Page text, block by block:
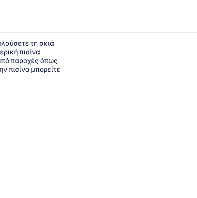
Εξωτερικός χώρος καταλύματος
τη σκιά
πισίνα
παροχές όπως
πισίνα μπορείτε